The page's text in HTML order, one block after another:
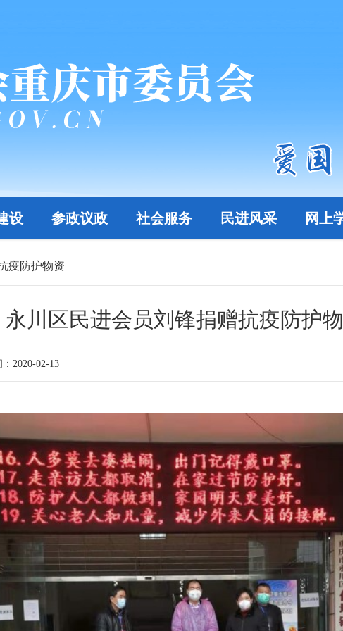
设 参政议政 社会服务 民进风采 网上
疫防护物资
永川区民进会员刘锋捐赠抗疫防护
：2020-02-13